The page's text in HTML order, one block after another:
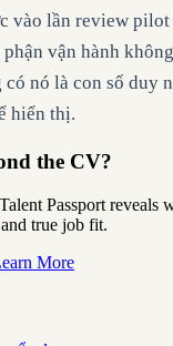
vào lần review
vận hành
nó là con số duy
hiển thị.
the CV?
Passport reveals
true job fit.
More